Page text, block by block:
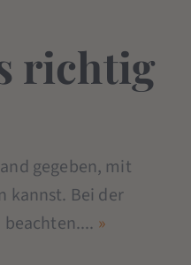
richtig
gegeben, mit
kannst. Bei der
»